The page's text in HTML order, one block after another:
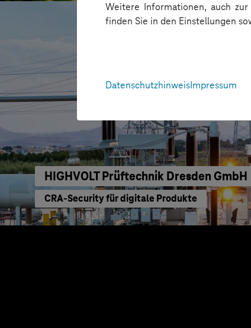
Weitere Informationen, auch
finden Sie in den Einstellungen
DatenschutzhinweisImpressum
HIGHVOLT Prüftechnik Dresden GmbH
CRA-Security für digitale Produkte